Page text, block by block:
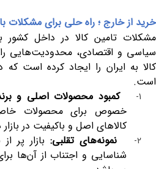
خرید از خارج ؛ راه‌ حلی برای مشکلات
مشکلات تامین کالا در داخل کشور
سیاسی و اقتصادی، محدودیت‌هایی را
کالا به ایران را ایجاد کرده است
است.
1- کمبود محصولات اصلی و
خصوص برای محصولات خاص
کالاهای اصل و باکیفیت در
2- نمونه‌های تقلبی: بازار پر
شناسایی و اجتناب از آن‌ها